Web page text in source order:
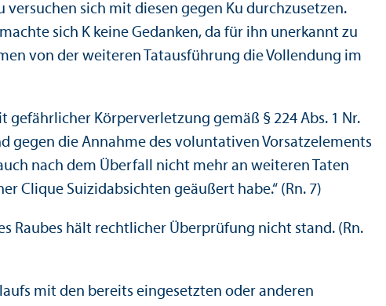
sich mit diesen gegen Ku durchzusetzen.
sich K keine Gedanken, da für ihn unerkannt zu
von der weiteren Tatausführung die Vollendung im
gefährlicher Körperverletzung gemäß § 224 Abs. 1 Nr.
gegen die Annahme des voluntativen Vorsatzelements
nach dem Über­fall nicht mehr an weiteren Taten
Clique Suizidabsichten geäußert habe.“ (Rn. 7)
Raubes hält rechtlicher Über­prüfung nicht stand. (Rn.
mit den bereits eingesetzten oder anderen